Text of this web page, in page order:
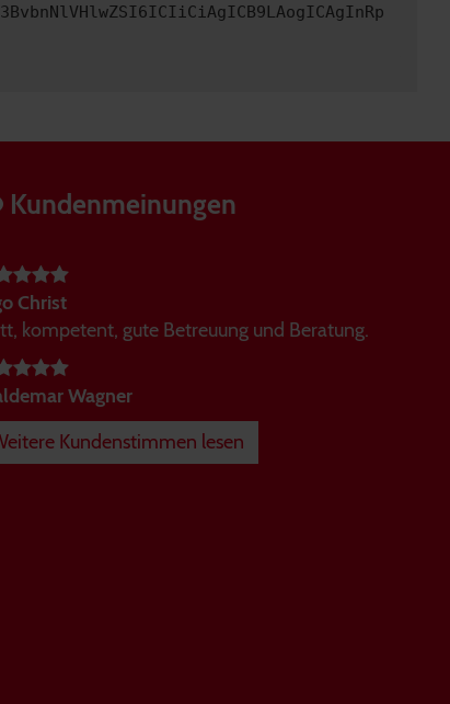
Kundenmeinungen
Christ
kompetent, gute Betreuung und Beratung.
Wagner
Kundenstimmen lesen